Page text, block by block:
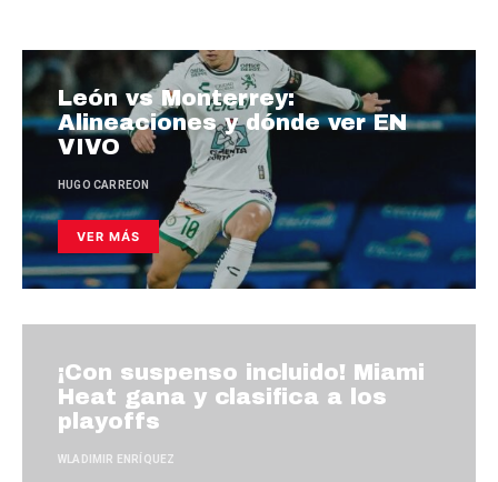
León vs Monterrey:
Alineaciones y dónde ver EN
VIVO
HUGO CARREON
VER MÁS
¡Con suspenso incluido! Miami
Heat gana y clasifica a los
playoffs
WLADIMIR ENRÍQUEZ